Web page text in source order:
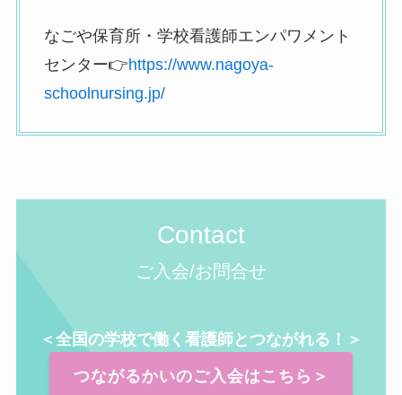
なごや保育所・学校看護師エンパワメント
センター👉https://www.nagoya-
schoolnursing.jp/
Contact
ご入会/お問合せ
＜全国の学校で働く看護師とつながれる！＞
つながるかいのご入会はこちら＞